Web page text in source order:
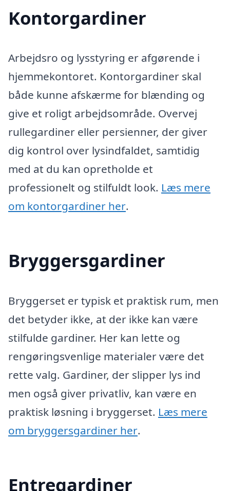
Kontorgardiner
Arbejdsro og lysstyring er afgørende i
hjemmekontoret. Kontorgardiner skal
både kunne afskærme for blænding og
give et roligt arbejdsområde. Overvej
rullegardiner eller persienner, der giver
dig kontrol over lysindfaldet, samtidig
med at du kan opretholde et
professionelt og stilfuldt look. Læs mere
om kontorgardiner her.
Bryggersgardiner
Bryggerset er typisk et praktisk rum, men
det betyder ikke, at der ikke kan være
stilfulde gardiner. Her kan lette og
rengøringsvenlige materialer være det
rette valg. Gardiner, der slipper lys ind
men også giver privatliv, kan være en
praktisk løsning i bryggerset. Læs mere
om bryggersgardiner her.
Entregardiner